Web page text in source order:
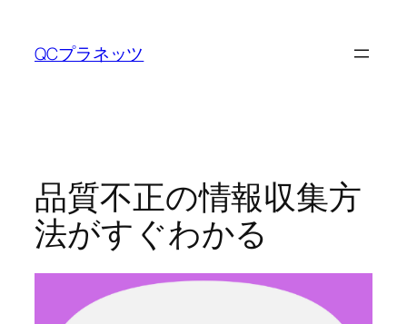
QCプラネッツ
品質不正の情報収集方
法がすぐわかる